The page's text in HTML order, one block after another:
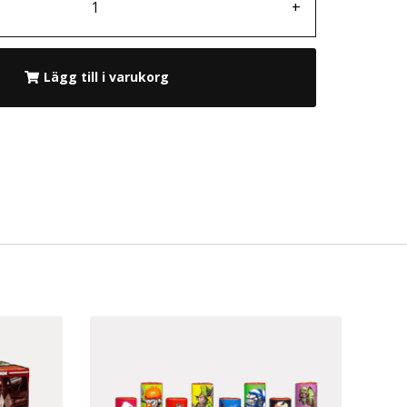
+
Lägg till i varukorg